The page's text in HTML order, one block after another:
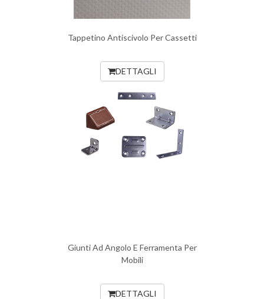
Tappetino Antiscivolo Per Cassetti
DETTAGLI
Giunti Ad Angolo E Ferramenta Per
Mobili
DETTAGLI